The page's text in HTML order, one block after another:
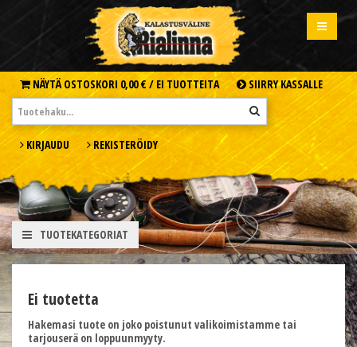
NÄYTÄ OSTOSKORI 0,00 € / EI TUOTTEITA SIIRRY KASSALLE
KIRJAUDU REKISTERÖIDY
TUOTEKATEGORIAT
Ei tuotetta
Hakemasi tuote on joko poistunut valikoimistamme tai
tarjouserä on loppuunmyyty.